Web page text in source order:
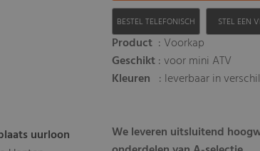
uurloon
BESTEL TELEFONISCH STEL EEN
Product : Voorkap
Geschikt: voor mini ATV
Kleuren : leverbaar in
We leveren uitsluitend